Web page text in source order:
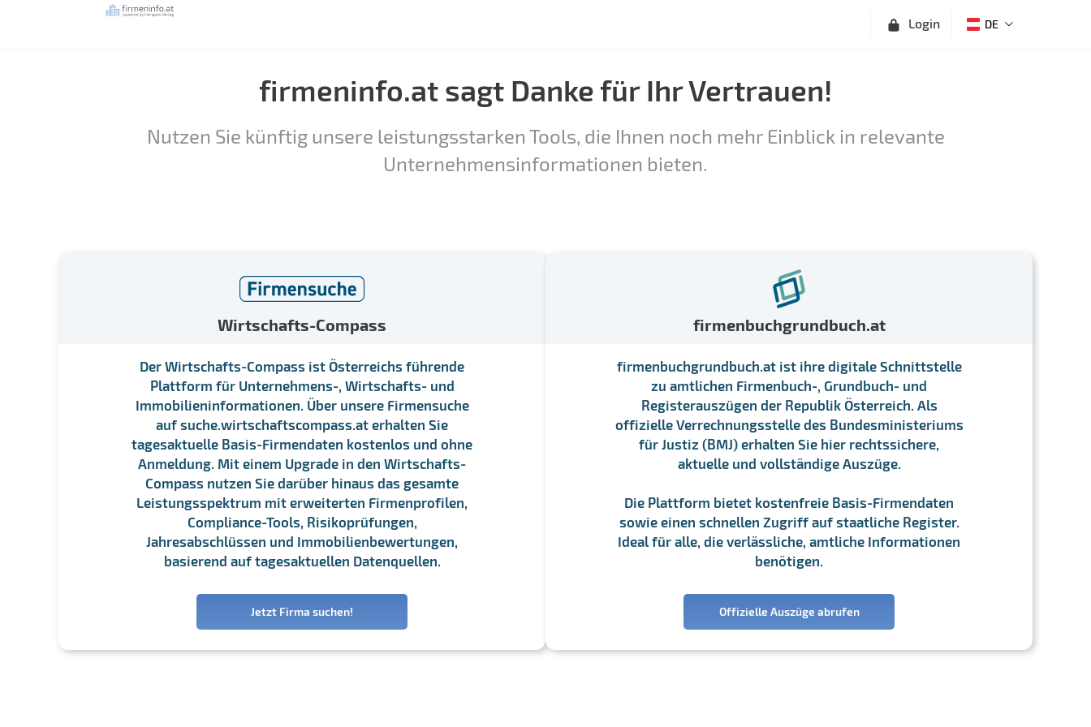
Login DE
firmeninfo.at sagt Danke für Ihr Vertrauen!
Nutzen Sie künftig unsere leistungsstarken Tools, die Ihnen noch mehr Einblick in relevante
Unternehmensinformationen bieten.
Wirtschafts-Compass
Der Wirtschafts-Compass ist Österreichs führende
Plattform für Unternehmens-, Wirtschafts- und
Immobilieninformationen. Über unsere Firmensuche
auf suche.wirtschaftscompass.at erhalten Sie
tagesaktuelle Basis-Firmendaten kostenlos und ohne
Anmeldung. Mit einem Upgrade in den Wirtschafts-
Compass nutzen Sie darüber hinaus das gesamte
Leistungsspektrum mit erweiterten Firmenprofilen,
Compliance-Tools, Risikoprüfungen,
Jahresabschlüssen und Immobilienbewertungen,
basierend auf tagesaktuellen Datenquellen.
Jetzt Firma suchen!
firmenbuchgrundbuch.at
firmenbuchgrundbuch.at ist ihre digitale Schnittstelle
zu amtlichen Firmenbuch-, Grundbuch- und
Registerauszügen der Republik Österreich. Als
offizielle Verrechnungsstelle des Bundesministeriums
für Justiz (BMJ) erhalten Sie hier rechtssichere,
aktuelle und vollständige Auszüge.
Die Plattform bietet kostenfreie Basis-Firmendaten
sowie einen schnellen Zugriff auf staatliche Register.
Ideal für alle, die verlässliche, amtliche Informationen
benötigen.
Offizielle Auszüge abrufen